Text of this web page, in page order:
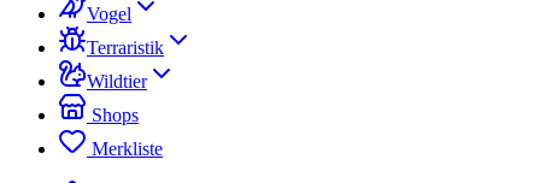
Vogel
Terraristik
Wildtier
Shops
Merkliste